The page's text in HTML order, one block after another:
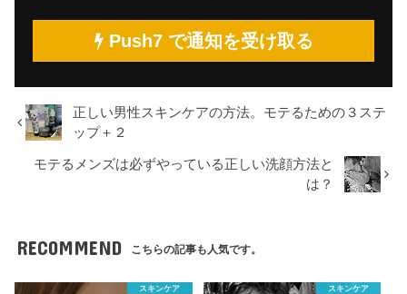
Push7 で通知を受け取る
正しい男性スキンケアの方法。モテるための３ステ
ップ＋２
モテるメンズは必ずやっている正しい洗顔方法と
は？
RECOMMEND こちらの記事も人気です。
スキンケア スキンケア